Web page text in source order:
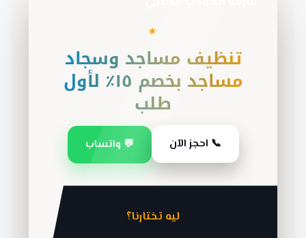
★
تنظيف مساجد وسجاد
مساجد بخصم ١٥٪ لأول
طلب
📞 احجز الآن 💬 واتساب
ليه تختارنا؟